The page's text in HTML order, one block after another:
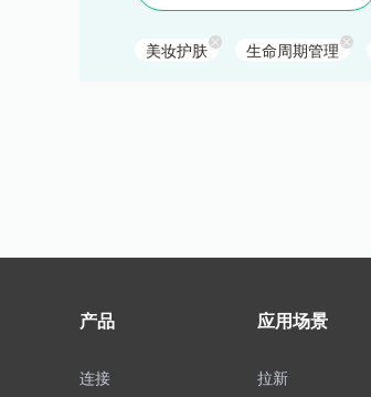
美妆护肤 生命周期管理
产品
连接
应用场景
拉新